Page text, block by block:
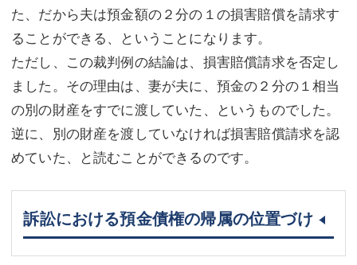
た、だから夫は預金額の２分の１の損害賠償を請求す
ることができる、ということになります。
ただし、この裁判例の結論は、損害賠償請求を否定し
ました。その理由は、妻が夫に、預金の２分の１相当
の別の財産をすでに渡していた、というものでした。
逆に、別の財産を渡していなければ損害賠償請求を認
めていた、と読むことができるのです。
訴訟における預金債権の帰属の位置づけ